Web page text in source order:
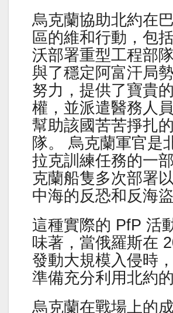
烏克蘭協助北約在
區的維和行動，包
沃部署重型工程部
與了穩定阿富汗局
努力，提供了寶貴
權，並派遣醫務人
幫助該國苦苦掙扎
隊。 烏克蘭軍官是
拉克訓練任務的一
克蘭船隻多次部署
中海的反恐和反海盜
這種實際的 PfP 活
味著，當俄羅斯在
發動大規模入侵時
準備充分利用北約的
烏克蘭在戰場上的